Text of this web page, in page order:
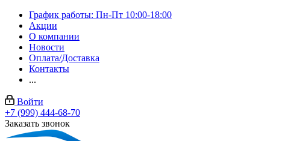
График работы: Пн-Пт 10:00-18:00
Акции
О компании
Новости
Оплата/Доставка
Контакты
...
Войти
+7 (999) 444-68-70
Заказать звонок